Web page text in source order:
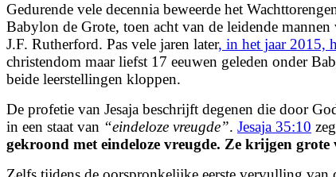
Gedurende vele decennia beweerde het
Babylon de Grote, toen acht van de leidende
J.F. Rutherford. Pas vele jaren later, in het jaar 2015,
christendom maar liefst 17 eeuwen geleden onder
beide leerstellingen kloppen.
De profetie van Jesaja beschrijft degenen die door
in een staat van “eindeloze vreugde”. Jesaja 35:10
gekroond met eindeloze vreugde. Ze krijgen